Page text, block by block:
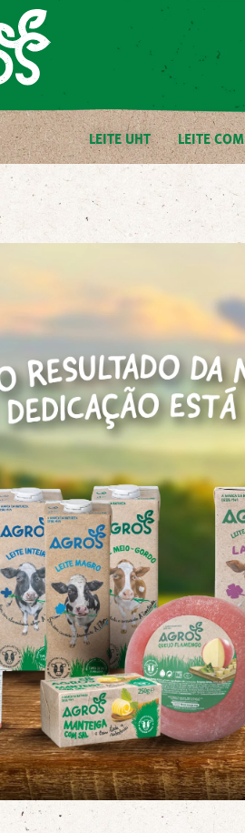
LEITE UHT LEITE